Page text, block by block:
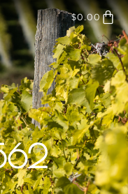
$0.00